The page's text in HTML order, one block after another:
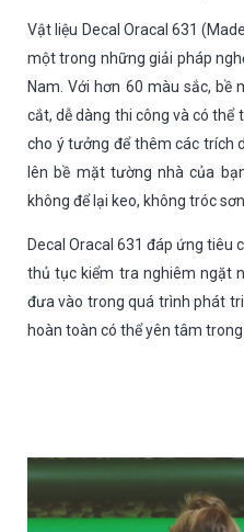
Vật liệu Decal Oracal 631
một trong những giải pháp
Nam. Với hơn 60 màu sắc, bề
cắt, dễ dàng thi công và có thể
cho ý tưởng để thêm các trích
lên bề mặt tường nhà của
không để lại keo, không tróc
Decal Oracal 631 đáp ứng tiêu
thủ tục kiểm tra nghiêm ngặt
đưa vào trong quá trình phát
hoàn toàn có thể yên tâm